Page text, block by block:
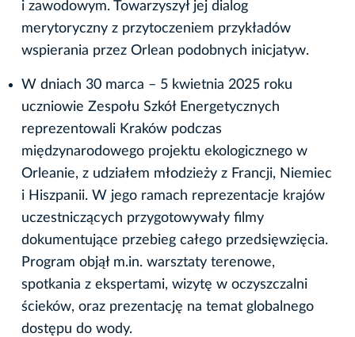
i zawodowym. Towarzyszył jej dialog
merytoryczny z przytoczeniem przykładów
wspierania przez Orlean podobnych inicjatyw.
W dniach 30 marca – 5 kwietnia 2025 roku
uczniowie Zespołu Szkół Energetycznych
reprezentowali Kraków podczas
międzynarodowego projektu ekologicznego w
Orleanie, z udziałem młodzieży z Francji, Niemiec
i Hiszpanii. W jego ramach reprezentacje krajów
uczestniczących przygotowywały filmy
dokumentujące przebieg całego przedsięwzięcia.
Program objął m.in. warsztaty terenowe,
spotkania z ekspertami, wizytę w oczyszczalni
ścieków, oraz prezentację na temat globalnego
dostępu do wody.